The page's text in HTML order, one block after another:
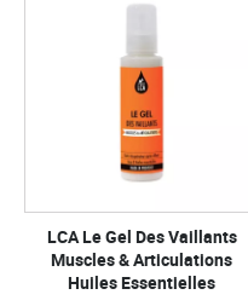
LCA Le Gel Des Vaillants
Muscles & Articulations
Huiles Essentielles